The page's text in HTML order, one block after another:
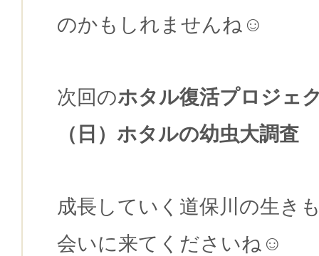
のかもしれませんね☺
次回のホタル復活プロジェ
（日）ホタルの幼虫大調査
成長していく道保川の生き
会いに来てくださいね☺